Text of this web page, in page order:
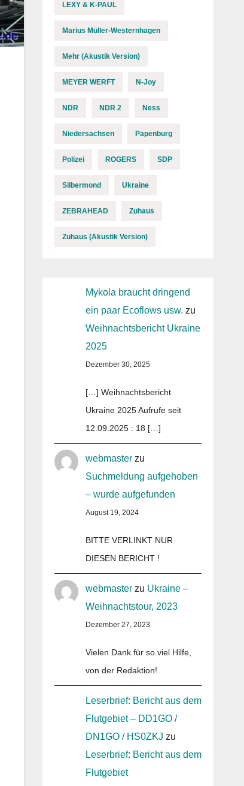
LEXY & K-PAUL
Marius Müller-Westernhagen
Mehr (Akustik Version)
MEYER WERFT N-Joy
NDR NDR 2 Ness
Niedersachsen Papenburg
Polizei ROGERS SDP
Silbermond Ukraine
ZEBRAHEAD Zuhaus
Zuhaus (Akustik Version)
Mykola braucht dringend
ein paar Ecoflows usw. zu
Weihnachtsbericht Ukraine
2025
Dezember 30, 2025
[…] Weihnachtsbericht
Ukraine 2025 Aufrufe seit
12.09.2025 : 18 […]
webmasterzu
Suchmeldung aufgehoben
– wurde aufgefunden
August 19, 2024
BITTE VERLINKT NUR
DIESEN BERICHT !
webmasterzu Ukraine –
Weihnachtstour, 2023
Dezember 27, 2023
Vielen Dank für so viel Hilfe,
von der Redaktion!
Leserbrief: Bericht aus dem
Flutgebiet – DD1GO /
DN1GO / HS0ZKJ zu
Leserbrief: Bericht aus dem
Flutgebiet